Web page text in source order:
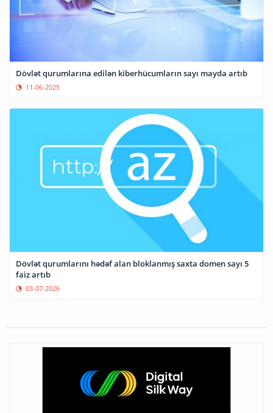
Dövlət qurumlarına edilən kiberhücumların sayı mayda artıb
11-06-2025
Dövlət qurumlarını hədəf alan bloklanmış saxta domen sayı 5
faiz artıb
03-07-2026